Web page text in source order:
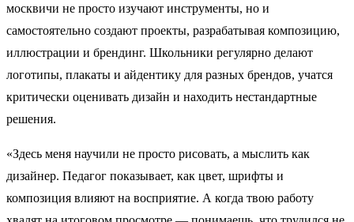
москвичи не просто изучают инструменты, но и
самостоятельно создают проекты, разрабатывая композицию,
иллюстрации и брендинг. Школьники регулярно делают
логотипы, плакаты и айдентику для разных брендов, учатся
критически оценивать дизайн и находить нестандартные
решения.
«Здесь меня научили не просто рисовать, а мыслить как
дизайнер. Педагог показывает, как цвет, шрифты и
композиция влияют на восприятие. А когда твою работу